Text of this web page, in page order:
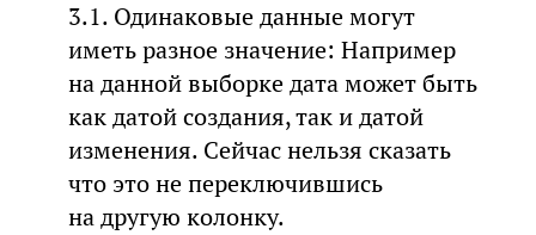
3.1. Одинаковые данные могут
иметь разное значение: Например
на данной выборке дата может быть
как датой создания, так и датой
изменения. Сейчас нельзя сказать
что это не переключившись
на другую колонку.